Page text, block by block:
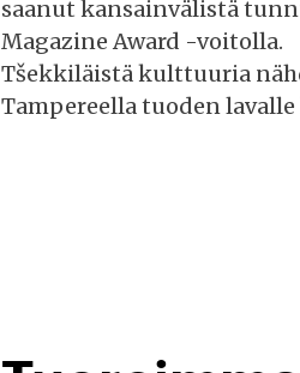
saanut kansainvälistä
Magazine Award -voitolla.
Tšekkiläistä kulttuuria
Tampereella tuoden